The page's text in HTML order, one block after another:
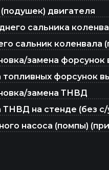
двигателя
сальника
сальник коленвала
замена форсунок
форсунок
замена ТНВД
ТНВД на стенде (без с/
насоса (помпы)